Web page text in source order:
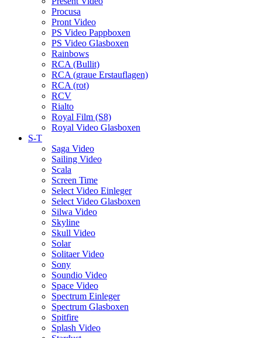
Procusa
Pront Video
PS Video Pappboxen
PS Video Glasboxen
Rainbows
RCA (Bullit)
RCA (graue Erstauflagen)
RCA (rot)
RCV
Rialto
Royal Film (S8)
Royal Video Glasboxen
S-T
Saga Video
Sailing Video
Scala
Screen Time
Select Video Einleger
Select Video Glasboxen
Silwa Video
Skyline
Skull Video
Solar
Solitaer Video
Sony
Soundio Video
Space Video
Spectrum Einleger
Spectrum Glasboxen
Spitfire
Splash Video